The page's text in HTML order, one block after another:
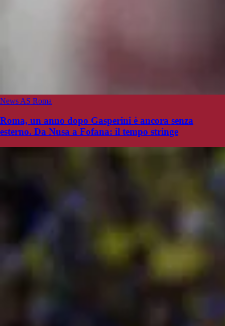
News AS Roma
Roma, un anno dopo Gasperini è ancora senza
esterno. Da Nusa a Fofana: il tempo stringe